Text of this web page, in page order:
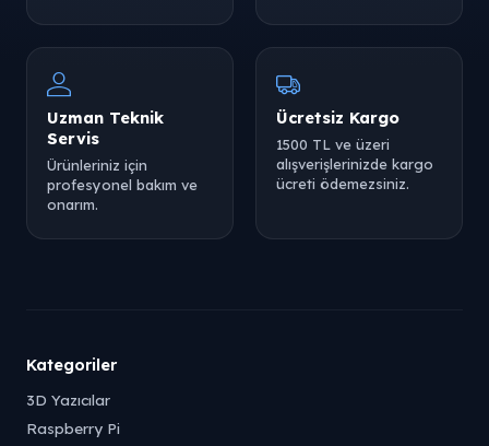
Uzman Teknik
Servis
Ürünleriniz için
profesyonel bakım ve
onarım.
Ücretsiz Kargo
1500 TL ve üzeri
alışverişlerinizde kargo
ücreti ödemezsiniz.
Kategoriler
3D Yazıcılar
Raspberry Pi